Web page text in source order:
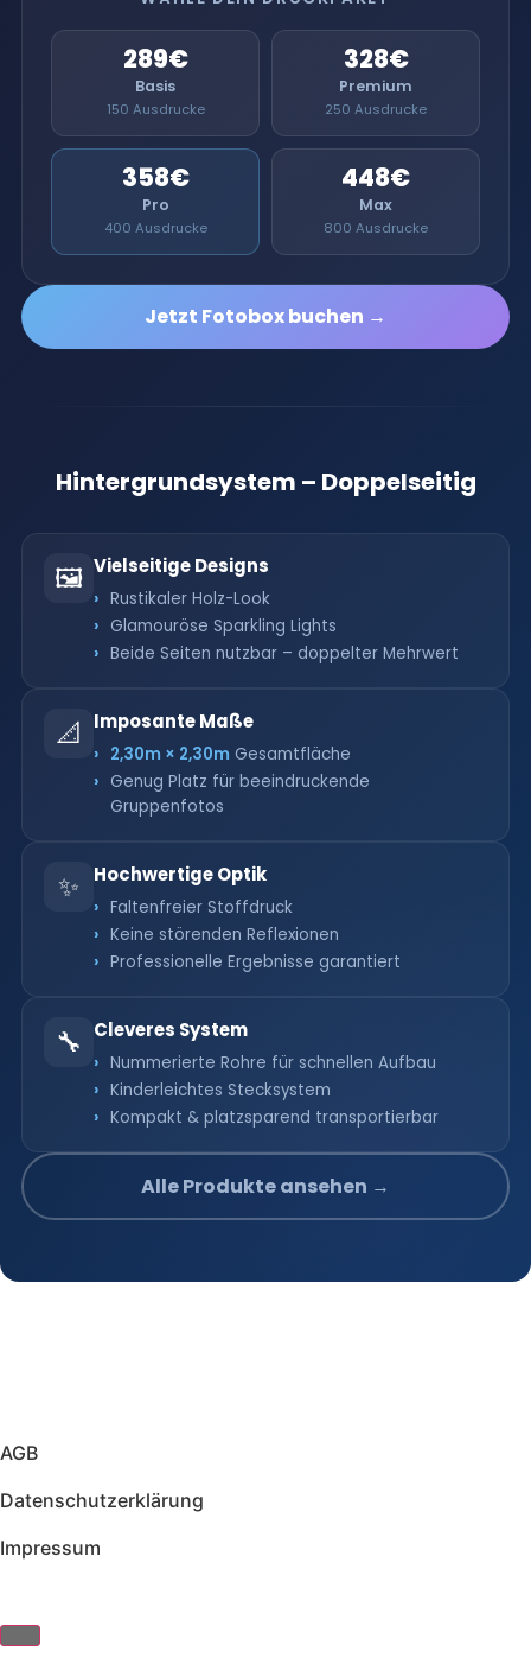
289€
Basis
150 Ausdrucke
328€
Premium
250 Ausdrucke
358€
Pro
400 Ausdrucke
448€
Max
800 Ausdrucke
Jetzt Fotobox buchen →
Hintergrundsystem – Doppelseitig
❯
🖼️ Vielseitige Designs
Rustikaler Holz-Look
Glamouröse Sparkling Lights
Beide Seiten nutzbar – doppelter Mehrwert
📐 Imposante Maße
2,30m × 2,30m Gesamtfläche
Genug Platz für beeindruckende
Gruppenfotos
✨ Hochwertige Optik
Faltenfreier Stoffdruck
Keine störenden Reflexionen
Professionelle Ergebnisse garantiert
🔧 Cleveres System
Nummerierte Rohre für schnellen Aufbau
Kinderleichtes Stecksystem
Kompakt & platzsparend transportierbar
Alle Produkte ansehen →
AGB
Datenschutzerklärung
Impressum